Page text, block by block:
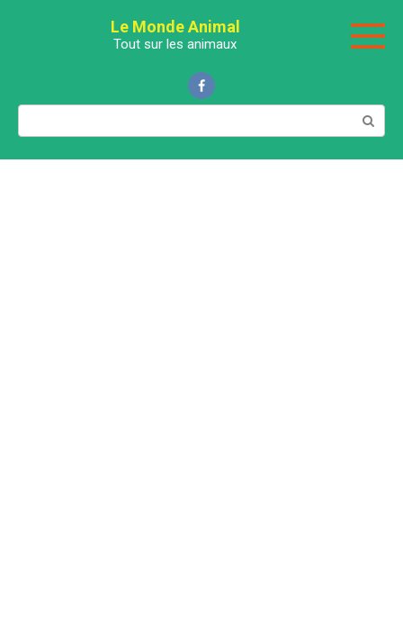
Le Monde Animal
Tout sur les animaux
Поиск: